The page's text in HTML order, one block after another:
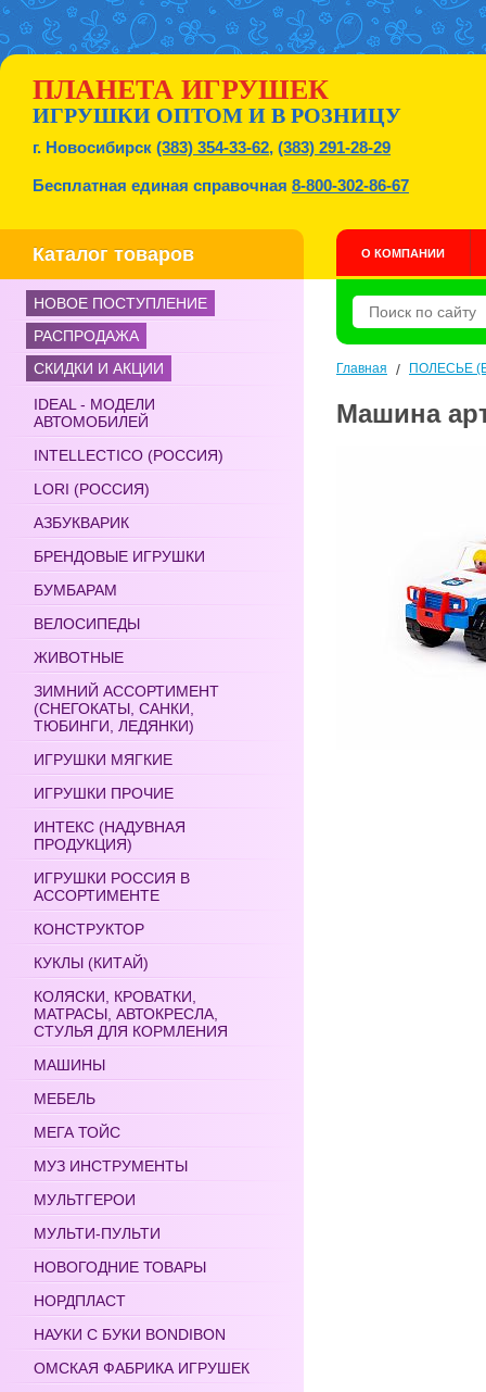
ПЛАНЕТА ИГРУШЕК
ИГРУШКИ ОПТОМ И В РОЗНИЦУ
г. Новосибирск (383) 354-33-62, (383) 291-28-29
Бесплатная единая справочная 8-800-302-86-67
Каталог товаров О КОМПАНИИ
НОВОЕ ПОСТУПЛЕНИЕ
РАСПРОДАЖА
СКИДКИ И АКЦИИ
IDEAL - МОДЕЛИ
АВТОМОБИЛЕЙ
INTELLECTICO (РОССИЯ)
LORI (РОССИЯ)
АЗБУКВАРИК
БРЕНДОВЫЕ ИГРУШКИ
БУМБАРАМ
ВЕЛОСИПЕДЫ
ЖИВОТНЫЕ
ЗИМНИЙ АССОРТИМЕНТ
(СНЕГОКАТЫ, САНКИ,
ТЮБИНГИ, ЛЕДЯНКИ)
ИГРУШКИ МЯГКИЕ
ИГРУШКИ ПРОЧИЕ
ИНТЕКС (НАДУВНАЯ
ПРОДУКЦИЯ)
ИГРУШКИ РОССИЯ В
АССОРТИМЕНТЕ
КОНСТРУКТОР
КУКЛЫ (КИТАЙ)
КОЛЯСКИ, КРОВАТКИ,
МАТРАСЫ, АВТОКРЕСЛА,
СТУЛЬЯ ДЛЯ КОРМЛЕНИЯ
МАШИНЫ
МЕБЕЛЬ
МЕГА ТОЙС
МУЗ ИНСТРУМЕНТЫ
МУЛЬТГЕРОИ
МУЛЬТИ-ПУЛЬТИ
НОВОГОДНИЕ ТОВАРЫ
НОРДПЛАСТ
НАУКИ С БУКИ BONDIBON
ОМСКАЯ ФАБРИКА ИГРУШЕК
Главная / ПОЛЕСЬЕ
Машина